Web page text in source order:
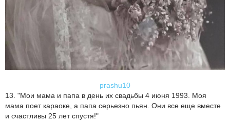
prashu10
13. "Мои мама и папа в день их свадьбы 4 июня 1993. Моя
мама поет караоке, а папа серьезно пьян. Они все еще вместе
и счастливы 25 лет спустя!"